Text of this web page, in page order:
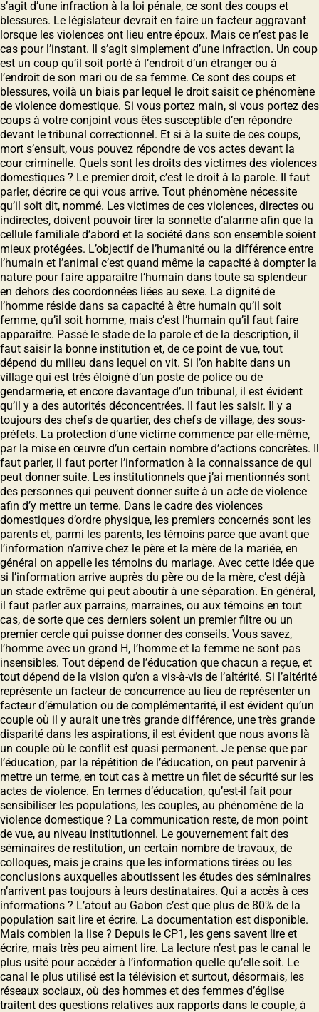
s’agit d’une infraction à la loi pénale, ce sont des coups et
blessures. Le législateur devrait en faire un facteur aggravant
lorsque les violences ont lieu entre époux. Mais ce n’est pas le
cas pour l’instant. Il s’agit simplement d’une infraction. Un coup
est un coup qu’il soit porté à l’endroit d’un étranger ou à
l’endroit de son mari ou de sa femme. Ce sont des coups et
blessures, voilà un biais par lequel le droit saisit ce phénomène
de violence domestique. Si vous portez main, si vous portez des
coups à votre conjoint vous êtes susceptible d’en répondre
devant le tribunal correctionnel. Et si à la suite de ces coups,
mort s’ensuit, vous pouvez répondre de vos actes devant la
cour criminelle. Quels sont les droits des victimes des violences
domestiques ? Le premier droit, c’est le droit à la parole. Il faut
parler, décrire ce qui vous arrive. Tout phénomène nécessite
qu’il soit dit, nommé. Les victimes de ces violences, directes ou
indirectes, doivent pouvoir tirer la sonnette d’alarme afin que la
cellule familiale d’abord et la société dans son ensemble soient
mieux protégées. L’objectif de l’humanité ou la différence entre
l’humain et l’animal c’est quand même la capacité à dompter la
nature pour faire apparaitre l’humain dans toute sa splendeur
en dehors des coordonnées liées au sexe. La dignité de
l’homme réside dans sa capacité à être humain qu’il soit
femme, qu’il soit homme, mais c’est l’humain qu’il faut faire
apparaitre. Passé le stade de la parole et de la description, il
faut saisir la bonne institution et, de ce point de vue, tout
dépend du milieu dans lequel on vit. Si l’on habite dans un
village qui est très éloigné d’un poste de police ou de
gendarmerie, et encore davantage d’un tribunal, il est évident
qu’il y a des autorités déconcentrées. Il faut les saisir. Il y a
toujours des chefs de quartier, des chefs de village, des sous-
préfets. La protection d’une victime commence par elle-même,
par la mise en œuvre d’un certain nombre d’actions concrètes. Il
faut parler, il faut porter l’information à la connaissance de qui
peut donner suite. Les institutionnels que j’ai mentionnés sont
des personnes qui peuvent donner suite à un acte de violence
afin d’y mettre un terme. Dans le cadre des violences
domestiques d’ordre physique, les premiers concernés sont les
parents et, parmi les parents, les témoins parce que avant que
l’information n’arrive chez le père et la mère de la mariée, en
général on appelle les témoins du mariage. Avec cette idée que
si l’information arrive auprès du père ou de la mère, c’est déjà
un stade extrême qui peut aboutir à une séparation. En général,
il faut parler aux parrains, marraines, ou aux témoins en tout
cas, de sorte que ces derniers soient un premier filtre ou un
premier cercle qui puisse donner des conseils. Vous savez,
l’homme avec un grand H, l’homme et la femme ne sont pas
insensibles. Tout dépend de l’éducation que chacun a reçue, et
tout dépend de la vision qu’on a vis-à-vis de l’altérité. Si l’altérité
représente un facteur de concurrence au lieu de représenter un
facteur d’émulation ou de complémentarité, il est évident qu’un
couple où il y aurait une très grande différence, une très grande
disparité dans les aspirations, il est évident que nous avons là
un couple où le conflit est quasi permanent. Je pense que par
l’éducation, par la répétition de l’éducation, on peut parvenir à
mettre un terme, en tout cas à mettre un filet de sécurité sur les
actes de violence. En termes d’éducation, qu’est-il fait pour
sensibiliser les populations, les couples, au phénomène de la
violence domestique ? La communication reste, de mon point
de vue, au niveau institutionnel. Le gouvernement fait des
séminaires de restitution, un certain nombre de travaux, de
colloques, mais je crains que les informations tirées ou les
conclusions auxquelles aboutissent les études des séminaires
n’arrivent pas toujours à leurs destinataires. Qui a accès à ces
informations ? L’atout au Gabon c’est que plus de 80% de la
population sait lire et écrire. La documentation est disponible.
Mais combien la lise ? Depuis le CP1, les gens savent lire et
écrire, mais très peu aiment lire. La lecture n’est pas le canal le
plus usité pour accéder à l’information quelle qu’elle soit. Le
canal le plus utilisé est la télévision et surtout, désormais, les
réseaux sociaux, où des hommes et des femmes d’église
traitent des questions relatives aux rapports dans le couple, à